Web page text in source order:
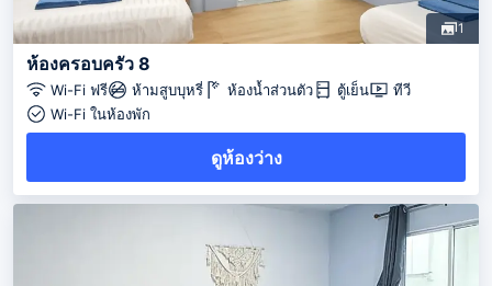
1
ห้องครอบครัว 8
Wi-Fi ฟรี ห้ามสูบบุหรี่ ห้องน้ำส่วนตัว ตู้เย็น
ทีวี
Wi-Fi ในห้องพัก
ดูห้องว่าง